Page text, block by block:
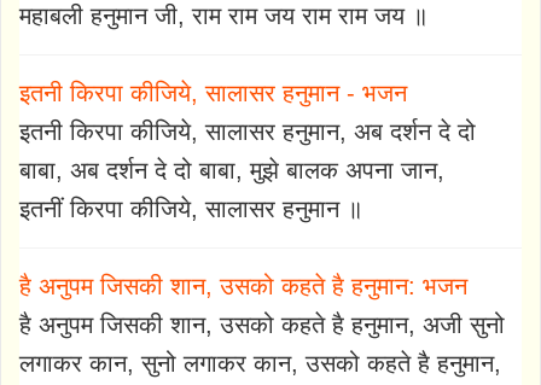
महाबली हनुमान जी, राम राम जय राम राम जय ॥
इतनी किरपा कीजिये, सालासर हनुमान - भजन
इतनी किरपा कीजिये, सालासर हनुमान, अब दर्शन दे दो
बाबा, अब दर्शन दे दो बाबा, मुझे बालक अपना जान,
इतनीं किरपा कीजिये, सालासर हनुमान ॥
है अनुपम जिसकी शान, उसको कहते है हनुमान: भजन
है अनुपम जिसकी शान, उसको कहते है हनुमान, अजी सुनो
लगाकर कान, सुनो लगाकर कान, उसको कहते है हनुमान,